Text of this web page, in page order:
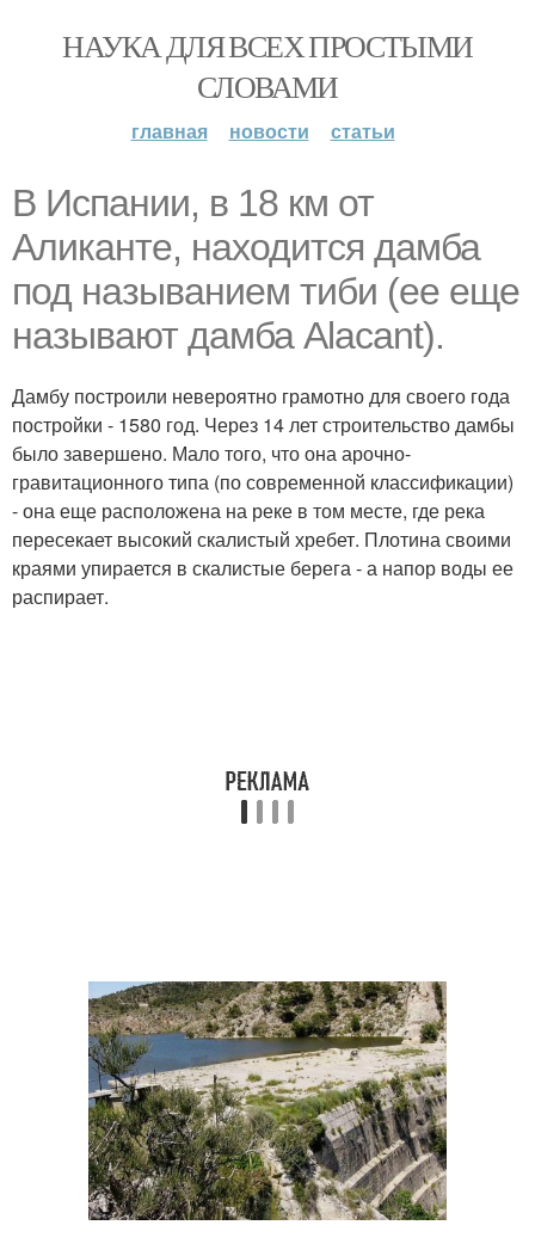
НАУКА ДЛЯ ВСЕХ ПРОСТЫМИ
СЛОВАМИ
главная новости статьи
В Испании, в 18 км от
Аликанте, находится дамба
под называнием тиби (ее еще
называют дамба Alacant).
Дамбу построили невероятно грамотно для своего года
постройки - 1580 год. Через 14 лет строительство дамбы
было завершено. Мало того, что она арочно-
гравитационного типа (по современной классификации)
- она еще расположена на реке в том месте, где река
пересекает высокий скалистый хребет. Плотина своими
краями упирается в скалистые берега - а напор воды ее
распирает.